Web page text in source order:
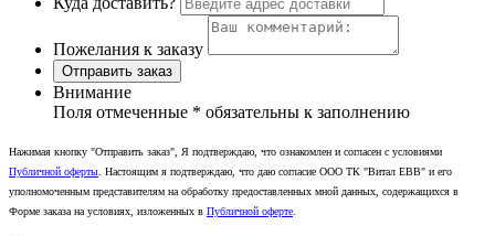
Пожелания к заказу
Отправить заказ
Внимание
Поля отмеченные * обязательны к заполнению
Нажимая кнопку "Отправить заказ", Я подтверждаю, что ознакомлен и согласен с условиями
Публичной оферты. Настоящим я подтверждаю, что даю согласие ООО ТК "Витал ЕВВ" и его
уполномоченным представителям на обработку предоставленных мной данных, содержащихся в
Форме заказа на условиях, изложенных в Публичной оферте.